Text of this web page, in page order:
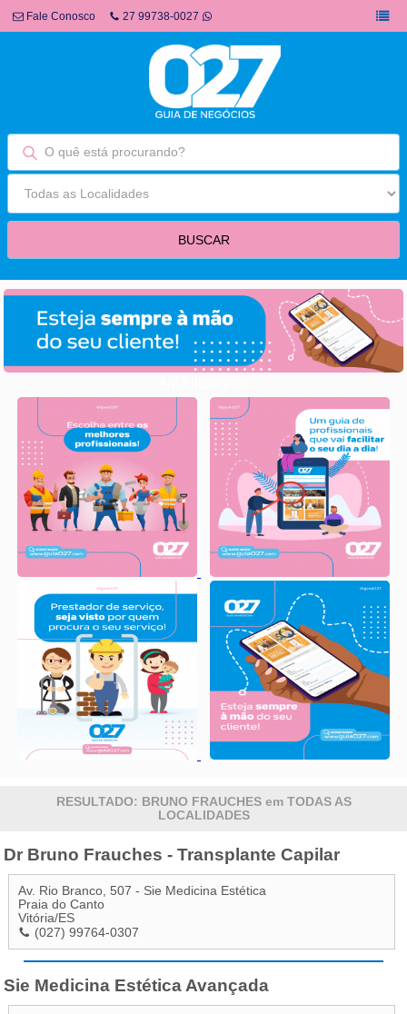
Fale Conosco 27 99738-0027
RESULTADO: BRUNO FRAUCHES em TODAS AS
LOCALIDADES
Dr Bruno Frauches - Transplante Capilar
Av. Rio Branco, 507 - Sie Medicina Estética
Praia do Canto
Vitória/ES
(027) 99764-0307
Sie Medicina Estética Avançada